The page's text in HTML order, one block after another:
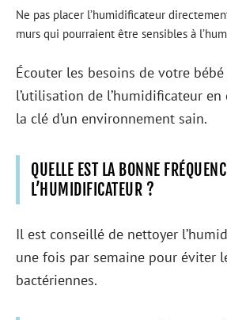
Ne pas placer l’humidificateur
murs qui pourraient être sensibles à
Écouter les besoins de votre
l’utilisation de l’humidificateur en
la clé d’un environnement sain.
QUELLE EST LA BONNE
L’HUMIDIFICATEUR ?
Il est conseillé de nettoyer
une fois par semaine pour éviter
bactériennes.